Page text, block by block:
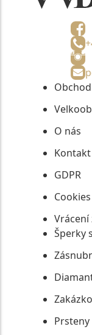
O nás
Kontakt
GDPR
Cookies
Vrácení
Šperky